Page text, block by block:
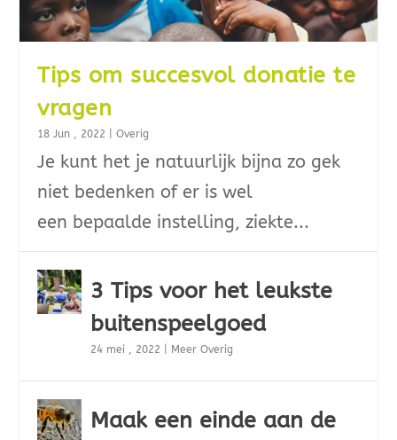
Tips om succesvol donatie te
vragen
18 Jun , 2022 |Overig
Je kunt het je natuurlijk bijna zo gek
niet bedenken of er is wel
een bepaalde instelling, ziekte...
3 Tips voor het leukste
buitenspeelgoed
24 mei , 2022 Meer Overig
Maak een einde aan de